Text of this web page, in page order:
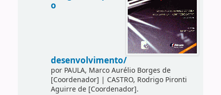
o
desenvolvimento/
por PAULA, Marco Aurélio Borges de
[Coordenador] | CASTRO, Rodrigo Pironti
Aguirre de[Coordenador].